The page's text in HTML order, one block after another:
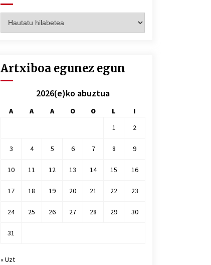
hilez
Artxiboa egunez egun
2026(e)ko abuztua
A A A O O L
I
1
2
3 4 5 6 7 8 9
10 11 12 13 14 15 16
17 18 19 20 21 22 23
24 25 26 27 28 29 30
31
« Uzt